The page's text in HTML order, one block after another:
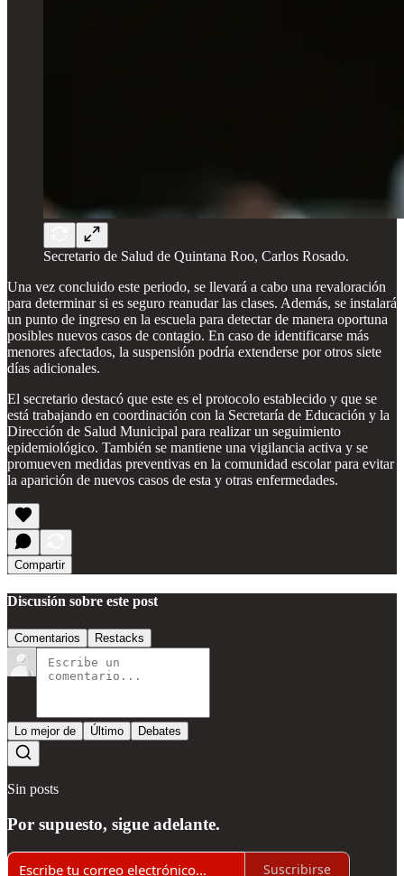
Secretario de Salud de Quintana Roo, Carlos Rosado.
Una vez concluido este periodo, se llevará a cabo una revaloración
para determinar si es seguro reanudar las clases. Además, se instalará
un punto de ingreso en la escuela para detectar de manera oportuna
posibles nuevos casos de contagio. En caso de identificarse más
menores afectados, la suspensión podría extenderse por otros siete
días adicionales.
El secretario destacó que este es el protocolo establecido y que se
está trabajando en coordinación con la Secretaría de Educación y la
Dirección de Salud Municipal para realizar un seguimiento
epidemiológico. También se mantiene una vigilancia activa y se
promueven medidas preventivas en la comunidad escolar para evitar
la aparición de nuevos casos de esta y otras enfermedades.
Compartir
Discusión sobre este post
Comentarios Restacks
Lo mejor de Último Debates
Sin posts
Por supuesto, sigue adelante.
Suscribirse